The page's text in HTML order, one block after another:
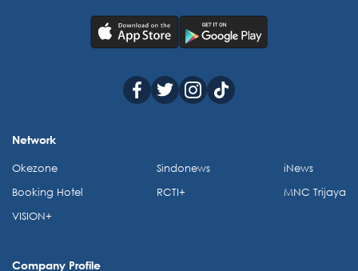
Network
Okezone
Booking Hotel
VISION+
Sindonews
RCTI+
iNews
MNC Trijaya
Company Profile